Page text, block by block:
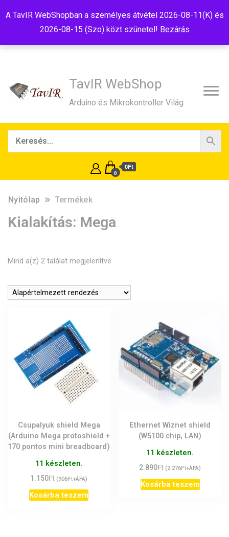
A TavIR WebShopban a személyes átvétel 2026-08-11(K) és
2026-08-15 (Szo) közt szünetel! Bezárás
TavIR WebShop
Arduino és Mikrokontroller Világ
0
0Ft
Nyitólap Termékek
Kialakítás: Mega
Mind a(z) 2 találat megjelenítve
Csupalyuk shield Mega
(Arduino Mega protoshield +
170 pontos mini breadboard)
11 készleten.
1.150Ft (906Ft+ÁFA)
Kosárba teszem
Ethernet Wiznet shield
(W5100 chip, LAN)
11 készleten.
2.890Ft (2.276Ft+ÁFA)
Kosárba teszem